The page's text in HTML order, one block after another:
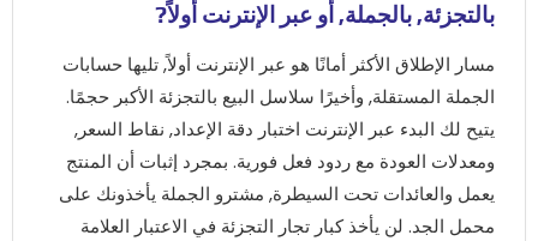
بالتجزئة, بالجملة, أو عبر الإنترنت أولاً?
مسار الإطلاق الأكثر أمانًا هو عبر الإنترنت أولاً, تليها حسابات
الجملة المستقلة, وأخيرًا سلاسل البيع بالتجزئة الأكبر حجمًا.
يتيح لك البدء عبر الإنترنت اختبار دقة الإعداد, نقاط السعر,
ومعدلات العودة مع ردود فعل فورية. بمجرد إثبات أن المنتج
يعمل والعائدات تحت السيطرة, مشترو الجملة يأخذونك على
محمل الجد. لن يأخذ كبار تجار التجزئة في الاعتبار العلامة